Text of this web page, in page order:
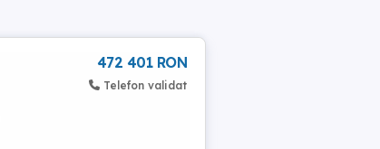
472 401 RON
Telefon validat